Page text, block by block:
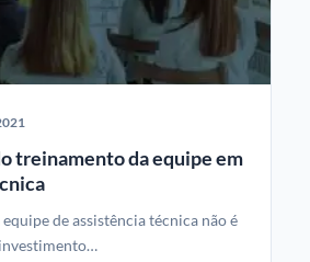
treinamento da equipe em
de assistência técnica não é